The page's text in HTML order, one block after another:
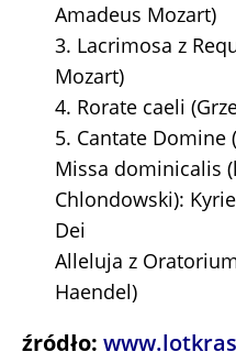
Amadeus Mozart)
3. Lacrimosa z
Mozart)
4. Rorate caeli
5. Cantate Domine
Missa dominicalis
Chlondowski):
Dei
Alleluja z
Haendel)
źródło: